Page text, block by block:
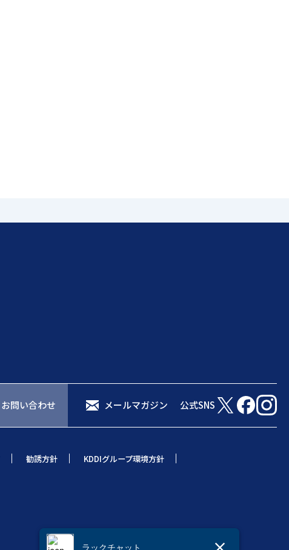
お問い合わせ メールマガジン 公式SNS
勧誘方針 KDDIグループ環境方針